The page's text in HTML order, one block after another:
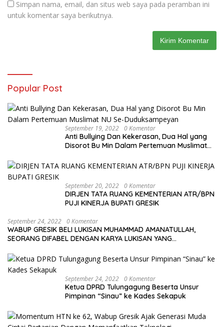
Simpan nama, email, dan situs web saya pada peramban ini
untuk komentar saya berikutnya.
Popular Post
September 19, 2022 0 Komentar
Anti Bullying Dan Kekerasan, Dua Hal yang
Disorot Bu Min Dalam Pertemuan Muslimat
September 20, 2022 0 Komentar
DIRJEN TATA RUANG KEMENTERIAN ATR/BPN
PUJI KINERJA BUPATI GRESIK
September 24, 2022 0 Komentar
WABUP GRESIK BELI LUKISAN MUHAMMAD AMANATULLAH,
SEORANG DIFABEL DENGAN KARYA LUKISAN YANG
September 24, 2022 0 Komentar
Ketua DPRD Tulungagung Beserta Unsur
Pimpinan “Sinau” ke Kades Sekapuk